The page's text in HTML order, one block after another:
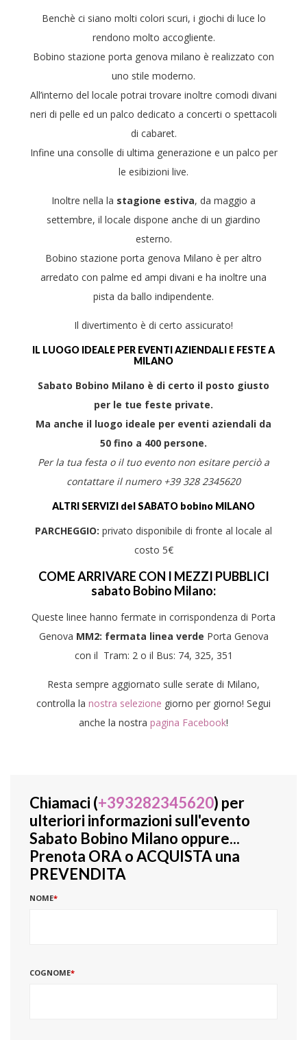
Benchè ci siano molti colori scuri, i giochi di luce lo
rendono molto accogliente.
Bobino stazione porta genova milano è realizzato con
uno stile moderno.
All’interno del locale potrai trovare inoltre comodi divani
neri di pelle ed un palco dedicato a concerti o spettacoli
di cabaret.
Infine una consolle di ultima generazione e un palco per
le esibizioni live.
Inoltre nella la stagione estiva, da maggio a
settembre, il locale dispone anche di un giardino
esterno.
Bobino stazione porta genova Milano è per altro
arredato con palme ed ampi divani e ha inoltre una
pista da ballo indipendente.
Il divertimento è di certo assicurato!
IL LUOGO IDEALE PER EVENTI AZIENDALI E FESTE A
MILANO
Sabato Bobino Milano è di certo il posto giusto
per le tue feste private.
Ma anche il luogo ideale per eventi aziendali da
50 fino a 400 persone.
Per la tua festa o il tuo evento non esitare perciò a
contattare il numero +39 328 2345620
ALTRI SERVIZI del SABATO bobino MILANO
PARCHEGGIO: privato disponibile di fronte al locale al
costo 5€
COME ARRIVARE CON I MEZZI PUBBLICI
sabato Bobino Milano:
Queste linee hanno fermate in corrispondenza di Porta
Genova MM2: fermata linea verde Porta Genova
con il Tram: 2 o il Bus: 74, 325, 351
Resta sempre aggiornato sulle serate di Milano,
controlla la nostra selezione giorno per giorno! Segui
anche la nostra pagina Facebook!
Chiamaci (+393282345620) per
ulteriori informazioni sull'evento
Sabato Bobino Milano oppure...
Prenota ORA o ACQUISTA una
PREVENDITA
NOME*
COGNOME*